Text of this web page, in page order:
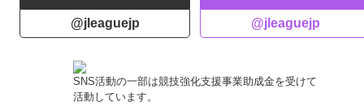
@jleaguejp @jleaguejp
SNS活動の一部は競技強化支援事業助成金を受けて
活動しています。